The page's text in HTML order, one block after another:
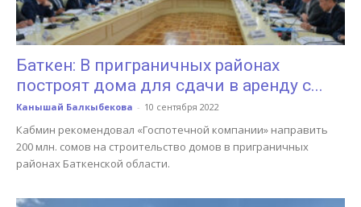
Баткен: В приграничных районах
построят дома для сдачи в аренду с...
Канышай Балкыбекова - 10 сентября 2022
Кабмин рекомендовал «Госпотечной компании» направить
200 млн. сомов на строительство домов в приграничных
районах Баткенской области.